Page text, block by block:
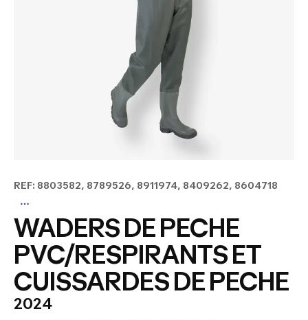
REF: 8803582, 8789526, 8911974, 8409262, 8604718
WADERS DE PECHE
PVC/RESPIRANTS ET
CUISSARDES DE PECHE
2024